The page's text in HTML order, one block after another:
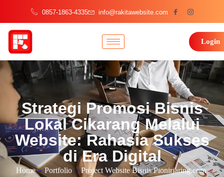
0857-1863-4335 info@rakitawebsite.com
Login
Strategi Promosi Bisnis
Lokal Cikarang Melalui
Website: Rahasia Sukses
di Era Digital
Home » Portfolio » Project Website Bisnis Pionirjaring.com